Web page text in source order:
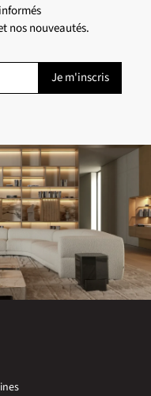
nos nouveautés.